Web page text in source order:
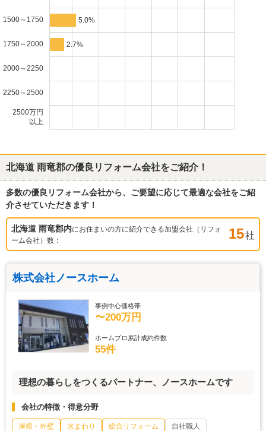
1500～1750 5.0%
1750～2000 2.7%
2000～2250
2250～2500
2500万円
以上
北海道 雨竜郡の優良リフォーム会社をご紹介！
多数の優良リフォーム会社から、ご要望に応じて最適な会社をご紹
介させていただきます！
北海道 雨竜郡内にお住まいの方に紹介できる加盟会社（リフォ
ーム会社）数：
15社
株式会社ノースホーム
事例中心価格帯
〜200万円
ホームプロ累計成約件数
55件
理想の暮らしをつくるパートナー、ノースホームです
会社の特徴・得意分野
屋根・外壁 水まわり 総合リフォーム
自社職人